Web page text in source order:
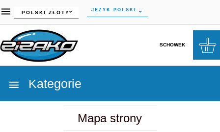
currency_h
POLSKI ZŁOTY JĘZYK POLSKI
SCHOWEK
Kategorie
Mapa strony